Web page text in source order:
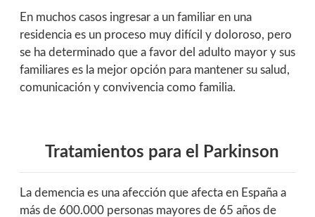
En muchos casos ingresar a un familiar en una
residencia es un proceso muy difícil y doloroso, pero
se ha determinado que a favor del adulto mayor y sus
familiares es la mejor opción para mantener su salud,
comunicación y convivencia como familia.
Tratamientos para el Parkinson
La demencia es una afección que afecta en España a
más de 600.000 personas mayores de 65 años de